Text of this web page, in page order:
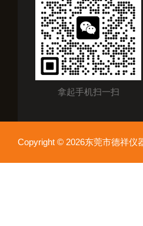
拿起手机扫一扫
Copyright © 2026东莞市德祥